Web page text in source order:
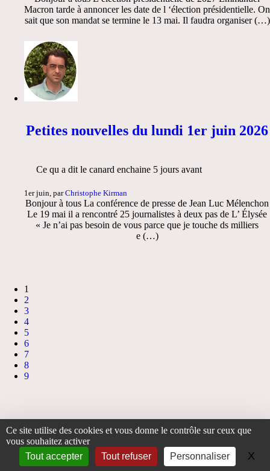
Macron tarde à annoncer les date de l ‘élection présidentielle. On
sait que son mandat se termine le 13 mai. Il faudra organiser (…)
Petites nouvelles du lundi 1er juin 2026
Ce qu a dit le canard enchaine 5 jours avant
1er juin, parChristophe Kirman
Bonjour à tous La conférence de presse de Jean Luc Mélenchon
Le 19 mai il a rencontré 25 journalistes à deux pas de L’ Élysée
« Je n’ai pas besoin de vous parce que je touche ds milliers
e (…)
1
2
3
4
5
6
7
8
9
Accueil> L’association Les études de Christophe
> Petites nouvelles du lundi 12
janvier 2026
Plan du site|Espace privé| |contact|accueil
Ce site utilise des cookies et vous donne le contrôle sur ceux que
vous souhaitez activer
Tout accepter
Tout refuser Personnaliser X